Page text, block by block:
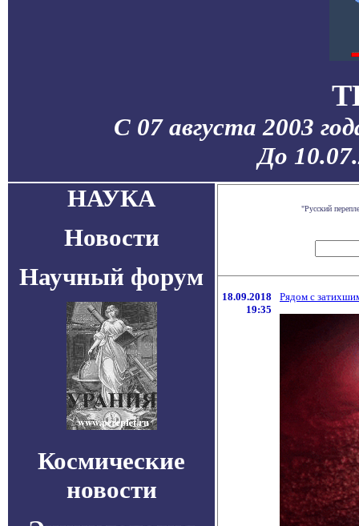
С 07 августа 2003
До
НАУКА
Новости
Научный форум
Космические
новости
"Русский
18.09.2018
19:35
Рядом с